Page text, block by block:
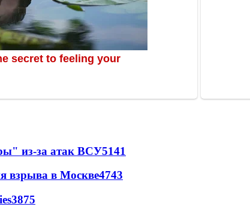
из-за атак ВСУ5141
взрыва в Москве4743
3875